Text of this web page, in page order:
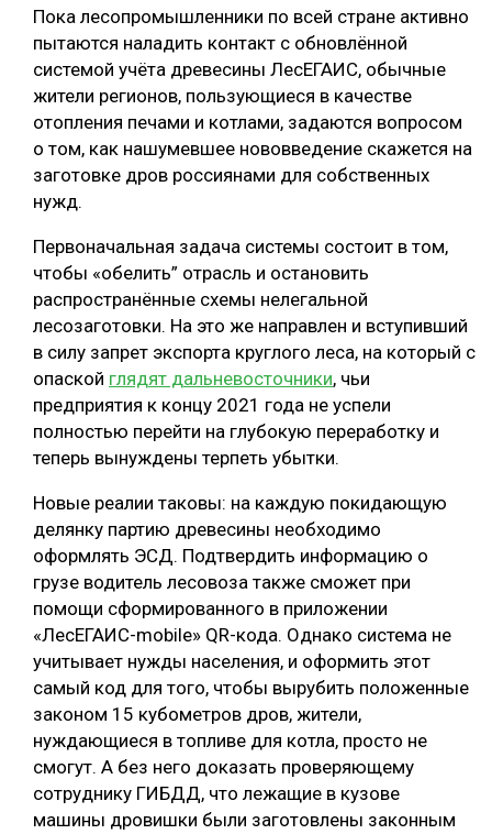
ПРОИЗВОДСТВО ДРЕВЕСНЫХ ПЛИТ
КОМПЛЕКСНАЯ ПЕРЕРАБОТКА
ЛЕСОПИЛЕНИЕ
ДЕРЕВЯННОЕ ДОМОСТРОЕНИЕ
БЕЗОПАСНОЕ ПРОИЗВОДСТВО
СОРТИРОВКА ДРЕВЕСИНЫ
СУШКА ДРЕВЕСИНЫ
МЕБЕЛЬНОЕ ПРОИЗВОДСТВО
ПОДБОРКИ СТАТЕЙ
Пока лесопромышленники по всей стране активно
пытаются наладить контакт с обновлённой
системой учёта древесины ЛесЕГАИС, обычные
жители регионов, пользующиеся в качестве
отопления печами и котлами, задаются вопросом
о том, как нашумевшее нововведение скажется на
заготовке дров россиянами для собственных
нужд.
Первоначальная задача системы состоит в том,
чтобы «обелить” отрасль и остановить
распространённые схемы нелегальной
лесозаготовки. На это же направлен и вступивший
в силу запрет экспорта круглого леса, на который с
опаской глядят дальневосточники, чьи
предприятия к концу 2021 года не успели
полностью перейти на глубокую переработку и
теперь вынуждены терпеть убытки.
Новые реалии таковы: на каждую покидающую
делянку партию древесины необходимо
оформлять ЭСД. Подтвердить информацию о
грузе водитель лесовоза также сможет при
помощи сформированного в приложении
«ЛесЕГАИС-mobile» QR-кода. Однако система не
учитывает нужды населения, и оформить этот
самый код для того, чтобы вырубить положенные
законом 15 кубометров дров, жители,
нуждающиеся в топливе для котла, просто не
смогут. А без него доказать проверяющему
сотруднику ГИБДД, что лежащие в кузове
машины дровишки были заготовлены законным